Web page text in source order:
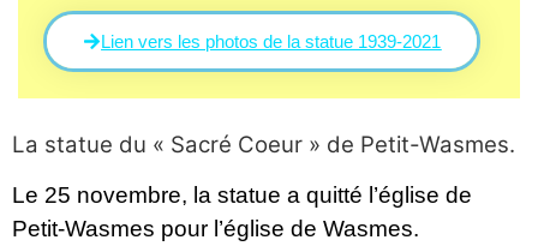
Lien vers les photos de la statue 1939-2021
La statue du « Sacré Coeur » de Petit-Wasmes.
Le 25 novembre, la statue a quitté l’église de
Petit-Wasmes pour l’église de Wasmes.